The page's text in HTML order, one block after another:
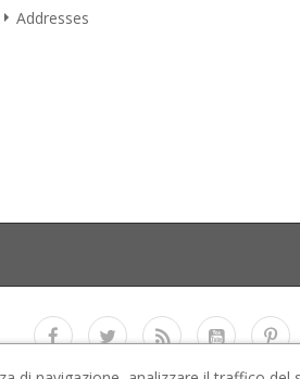
Addresses